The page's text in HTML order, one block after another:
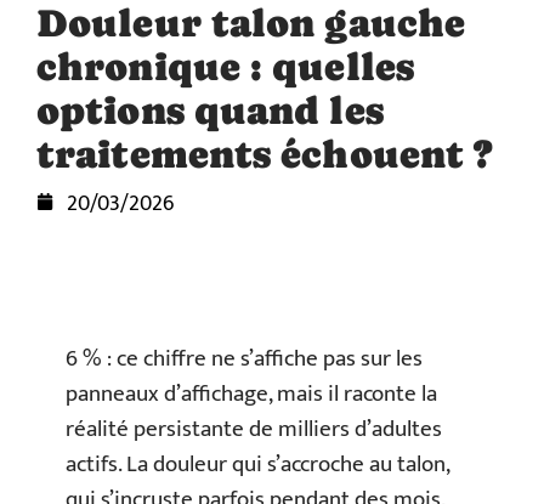
Douleur talon gauche
chronique : quelles
options quand les
traitements échouent ?
20/03/2026
6 % : ce chiffre ne s’affiche pas sur les
panneaux d’affichage, mais il raconte la
réalité persistante de milliers d’adultes
actifs. La douleur qui s’accroche au talon,